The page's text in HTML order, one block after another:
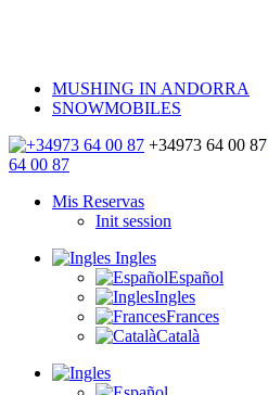
MUSHING IN ANDORRA
SNOWMOBILES
+34973 64 00 87
64 00 87
Mis Reservas
Init session
Ingles
Español
Ingles
Frances
Català